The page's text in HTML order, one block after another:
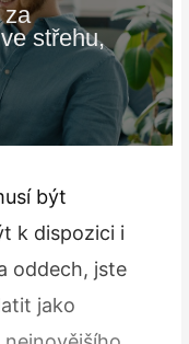
za
střehu,
být
k dispozici i
oddech, jste
jako